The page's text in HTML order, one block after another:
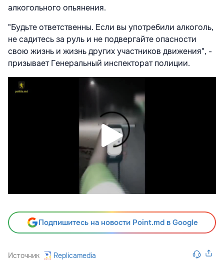
алкогольного опьянения.
"Будьте ответственны. Если вы употребили алкоголь,
не садитесь за руль и не подвергайте опасности
свою жизнь и жизнь других участников движения", -
призывает Генеральный инспекторат полиции.
Подпишитесь на новости Point.md в Google
Источник Replicamedia